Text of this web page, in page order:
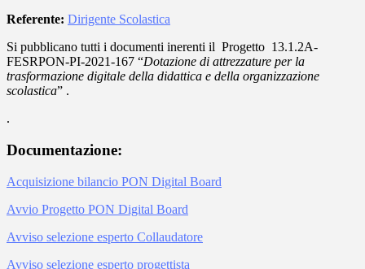
Referente: Dirigente Scolastica
Si pubblicano tutti i documenti inerenti il Progetto 13.1.2A-
FESRPON-PI-2021-167 “Dotazione di attrezzature per la
trasformazione digitale della didattica e della organizzazione
scolastica” .
.
Documentazione:
Acquisizione bilancio PON Digital Board
Avvio Progetto PON Digital Board
Avviso selezione esperto Collaudatore
Avviso selezione esperto progettista